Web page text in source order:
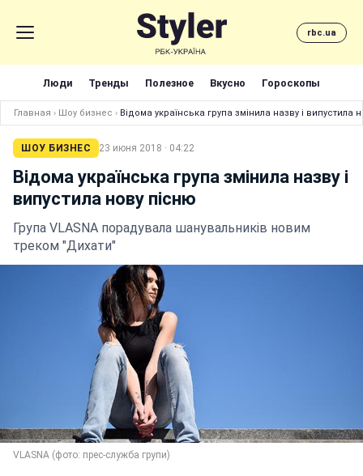
rbc.ua
Люди Тренды Полезное Вкусно Гороскопы
Главная › Шоу бизнес › Відома українська група змінила назву і випустила
ШОУ БИЗНЕС 23 июня 2018 · 04:22
Відома українська група змінила назву і
випустила нову пісню
Група VLASNA порадувала шанувальників новим
треком "Дихати"
VLASNA (фото: прес-служба групи)